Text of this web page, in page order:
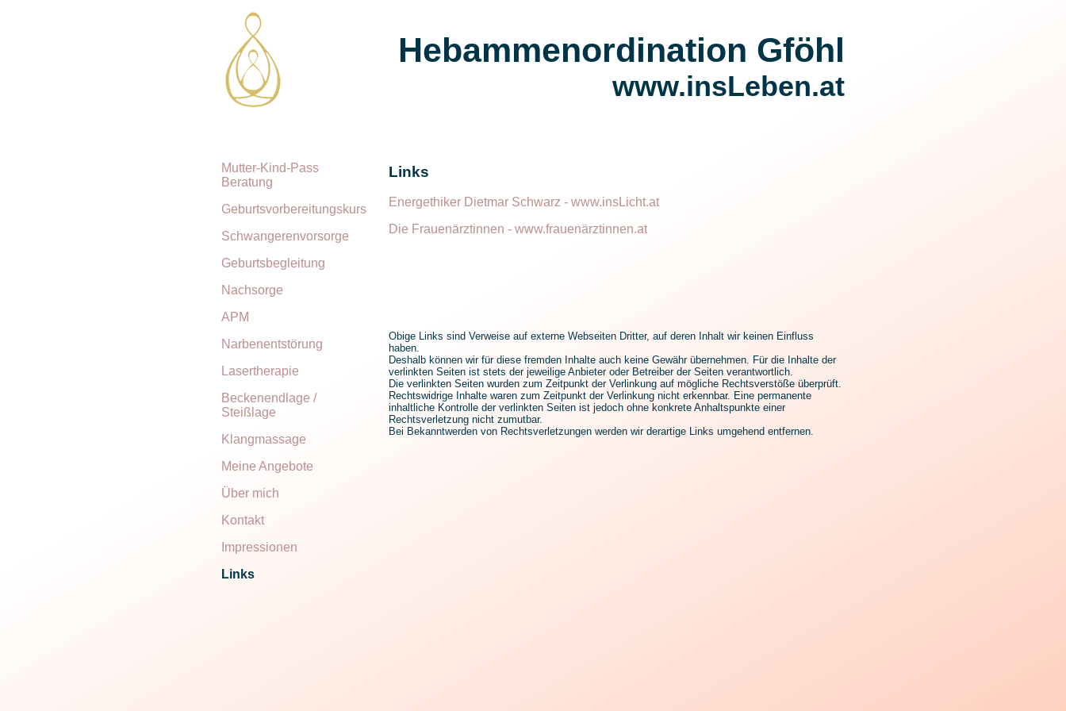
Hebammenordination Gföhl
www.insLeben.at
Mutter-Kind-Pass
Beratung
Geburtsvorbereitungskurs
Schwangerenvorsorge
Geburtsbegleitung
Nachsorge
APM
Narbenentstörung
Lasertherapie
Beckenendlage /
Steißlage
Klangmassage
Meine Angebote
Über mich
Kontakt
Impressionen
Links
Links
Energethiker Dietmar Schwarz - www.insLicht.at
Die Frauenärztinnen - www.frauenärztinnen.at
Obige Links sind Verweise auf externe Webseiten Dritter, auf deren Inhalt wir keinen Einfluss
haben.
Deshalb können wir für diese fremden Inhalte auch keine Gewähr übernehmen. Für die Inhalte der
verlinkten Seiten ist stets der jeweilige Anbieter oder Betreiber der Seiten verantwortlich.
Die verlinkten Seiten wurden zum Zeitpunkt der Verlinkung auf mögliche Rechtsverstöße überprüft.
Rechtswidrige Inhalte waren zum Zeitpunkt der Verlinkung nicht erkennbar. Eine permanente
inhaltliche Kontrolle der verlinkten Seiten ist jedoch ohne konkrete Anhaltspunkte einer
Rechtsverletzung nicht zumutbar.
Bei Bekanntwerden von Rechtsverletzungen werden wir derartige Links umgehend entfernen.